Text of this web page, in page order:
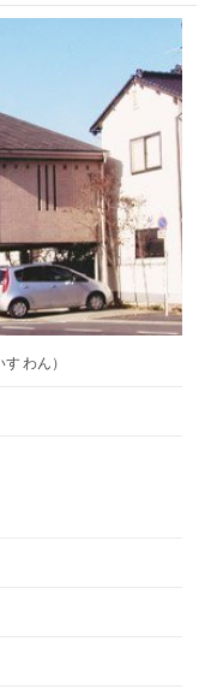
わん）